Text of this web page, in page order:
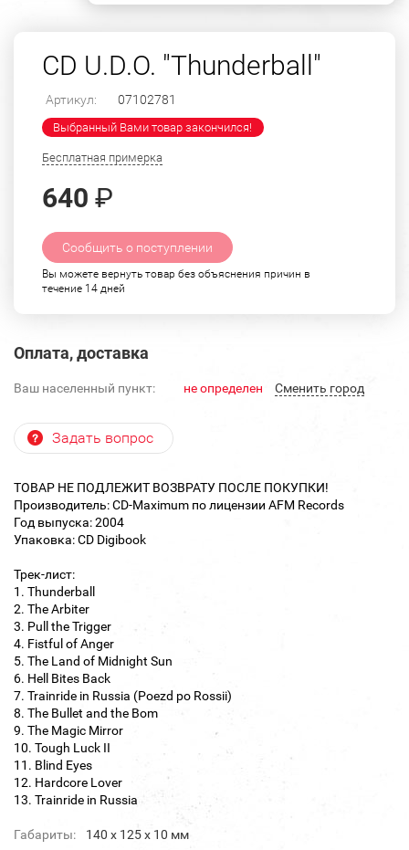
CD U.D.O. "Thunderball"
Артикул: 07102781
Выбранный Вами товар закончился!
Бесплатная примерка
640 ₽
Сообщить о поступлении
Вы можете вернуть товар без объяснения причин в
течение 14 дней
Оплата, доставка
Ваш населенный пункт: не определен Cменить город
Задать вопрос
ТОВАР НЕ ПОДЛЕЖИТ ВОЗВРАТУ ПОСЛЕ ПОКУПКИ!
Производитель: CD-Maximum по лицензии AFM Records
Год выпуска: 2004
Упаковка: CD Digibook
Трек-лист:
1. Thunderball
2. The Arbiter
3. Pull the Trigger
4. Fistful of Anger
5. The Land of Midnight Sun
6. Hell Bites Back
7. Trainride in Russia (Poezd po Rossii)
8. The Bullet and the Bom
9. The Magic Mirror
10. Tough Luck II
11. Blind Eyes
12. Hardcore Lover
13. Trainride in Russia
Габариты: 140 х 125 х 10 мм